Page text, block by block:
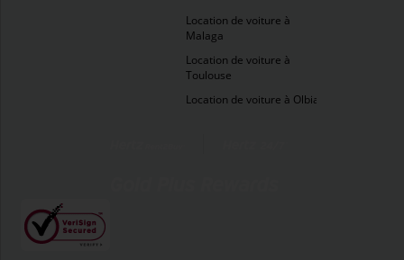
Location de voiture à
Malaga
Location de voiture à
Toulouse
Location de voiture à Olbia